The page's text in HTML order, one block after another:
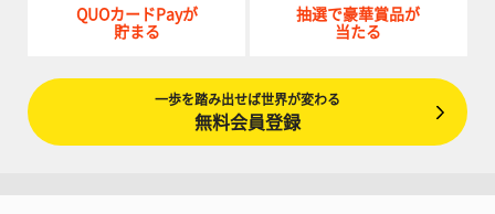
QUOカードPayが
貯まる
抽選で豪華賞品が
当たる
一歩を踏み出せば世界が変わる
無料会員登録